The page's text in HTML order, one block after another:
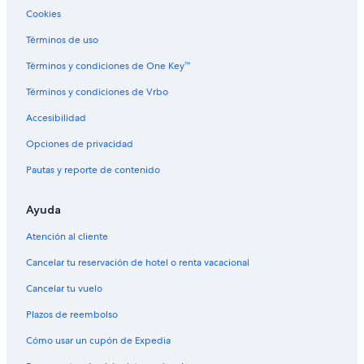
Cookies
Términos de uso
Términos y condiciones de One Key™
Términos y condiciones de Vrbo
Accesibilidad
Opciones de privacidad
Pautas y reporte de contenido
Ayuda
Atención al cliente
Cancelar tu reservación de hotel o renta vacacional
Cancelar tu vuelo
Plazos de reembolso
Cómo usar un cupón de Expedia